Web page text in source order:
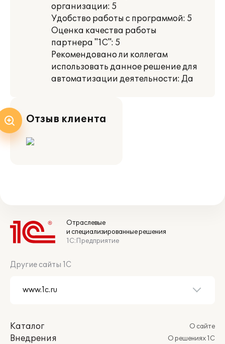
организации: 5
Удобство работы с программой: 5
Оценка качества работы
партнера "1С": 5
Рекомендовано ли коллегам
использовать данное решение для
автоматизации деятельности: Да
Отзыв клиента
Отраслевые
и специализированные решения
1С:Предприятие
Другие сайты 1С
Каталог
Внедрения
О сайте
О решениях 1С